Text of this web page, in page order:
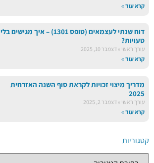
קרא עוד »
דוח שנתי לעצמאים (טופס 1301) – איך מגישים בלי
טעויות?
עורך ראשי
דצמבר 10, 2025
קרא עוד »
מדריך מיצוי זכויות לקראת סוף השנה האזרחית
2025
עורך ראשי
דצמבר 2, 2025
קרא עוד »
קטגוריות